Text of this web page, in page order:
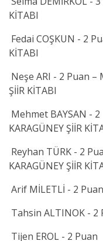
KİTABI
Fedai COŞKUN - 2
KİTABI
Neşe ARI - 2 Puan –
ŞİİR KİTABI
Mehmet BAYSAN - 2
KARAGÜNEY ŞİİR
Reyhan TÜRK - 2
KARAGÜNEY ŞİİR
Arif MİLETLİ - 2 Puan
Tahsin ALTINOK - 2
Tijen EROL - 2 Puan